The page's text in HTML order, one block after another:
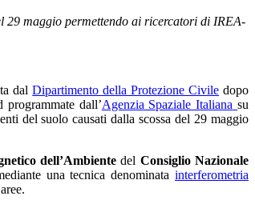
29 maggio permettendo ai ricercatori di IREA-
dalDipartimento della Protezione Civile dopo
dall’Agenzia Spaziale Italiana su
del suolo causati dalla scossa del 29 maggio
dell’Ambiente del Consiglio Nazionale
una tecnica denominatainterferometria